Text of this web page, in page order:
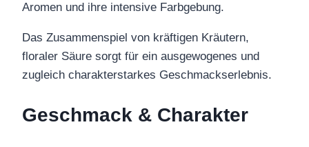
Aromen und ihre intensive Farbgebung.
Das Zusammenspiel von kräftigen Kräutern,
floraler Säure sorgt für ein ausgewogenes und
zugleich charakterstarkes Geschmackserlebnis.
Geschmack & Charakter